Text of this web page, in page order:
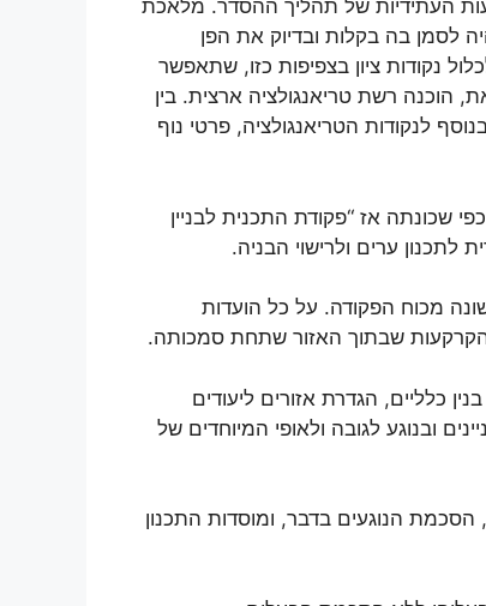
העתידיות של תהליך ההסדר. מלאכת
לסמן בה בקלות ובדיוק את הפן
נקודות ציון בצפיפות כזו, שתאפשר
הוכנה רשת טריאנגולציה ארצית. בין
בנוסף לנקודות הטריאנגולציה, פרטי נוף
ערים או כפי שכונתה אז “פקודת התכנית לבניין
ערים ולרישוי הבניה.
מכוח הפקודה. על כל הועדות
הקרקעות שבתוך האזור שתחת סמכותה.
כלליים, הגדרת אזורים ליעודים
ובנוגע לגובה ולאופי המיוחדים של
הסכמת הנוגעים בדבר, ומוסדות התכנון